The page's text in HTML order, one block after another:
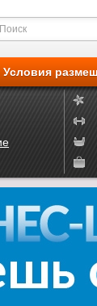
Условия